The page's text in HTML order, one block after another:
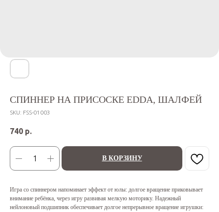
СПИННЕР НА ПРИСОСКЕ EDDA, ШАЛФЕЙ
SKU: FSS-01003
740 р.
В КОРЗИНУ
Игра со спиннером напоминает эффект от юлы: долгое вращение приковывает
внимание ребёнка, через игру развивая мелкую моторику. Надежный
нейлоновый подшипник обеспечивает долгое непрерывное вращение игрушки: